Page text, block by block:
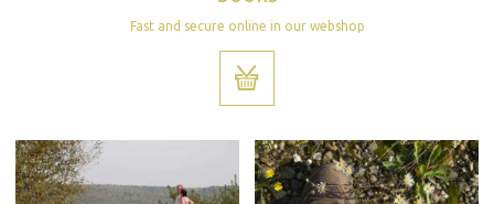
Fast and secure online in our webshop